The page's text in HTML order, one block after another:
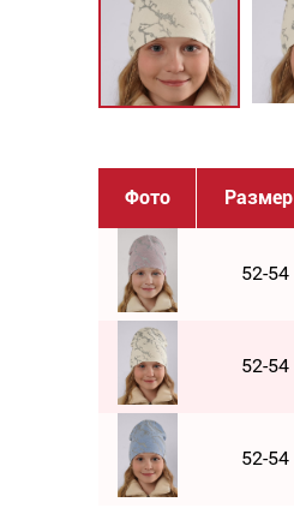
Фото Размер
52-54
52-54
52-54